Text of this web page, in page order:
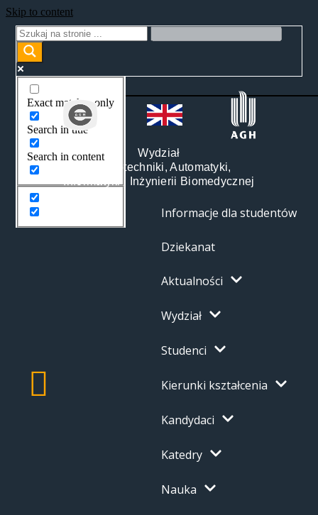
Skip to content
Exact matches only
Search in title
Search in content
Wydział
Elektrotechniki, Automatyki,
Informatyki i Inżynierii Biomedycznej
Informacje dla studentów
Dziekanat
Aktualności
Wydział
Studenci
Kierunki kształcenia
Kandydaci
Katedry
Nauka